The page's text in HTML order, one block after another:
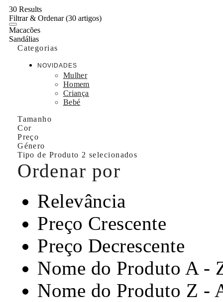
30 Results
Filtrar & Ordenar(30 artigos)
Macacões
Sandálias
Categorias
NOVIDADES
Mulher
Homem
Criança
Bebé
Tamanho
Cor
Preço
Género
Tipo de Produto 2 selecionados
Ordenar por
Relevância
Preço Crescente
Preço Decrescente
Nome do Produto A -
Nome do Produto Z -